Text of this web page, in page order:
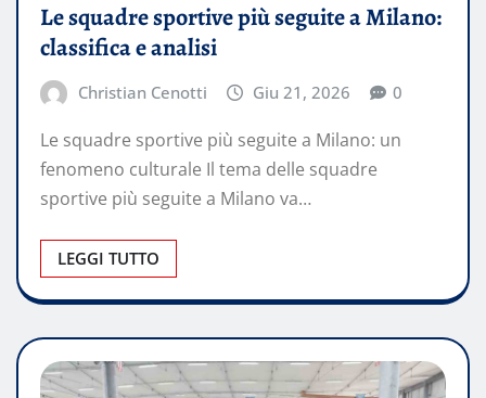
Le squadre sportive più seguite a Milano:
classifica e analisi
Christian Cenotti Giu 21, 2026 0
Le squadre sportive più seguite a Milano: un
fenomeno culturale Il tema delle squadre
sportive più seguite a Milano va…
LEGGI TUTTO